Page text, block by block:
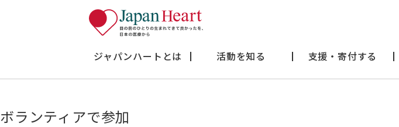
ジャパンハートとは 活動を知る 支援・寄付する
あなたと一緒に医療を届けたい。
ジャパンハートには、現地での医療活動を支えるために「ボランティア」として参加す
のサポート業務に参加する方法 など、さまざまな関わり方があります。
ボランティアで参加